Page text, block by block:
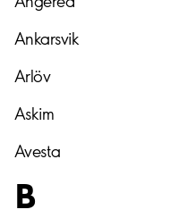
Ankarsvik
Arlöv
Askim
Avesta
B